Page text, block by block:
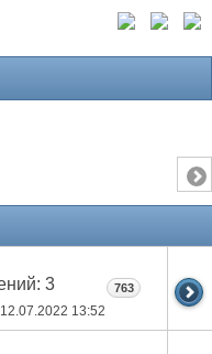
12.07.2022 13:52
763